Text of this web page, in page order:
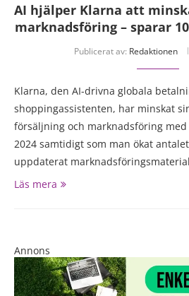
AI hjälper Klarna att
marknadsföring – sparar
Publicerat av: Redaktionen
Klarna, den AI-drivna globala
shoppingassistenten, har minskat
försäljning och marknadsföring
2024 samtidigt som man ökat
uppdaterat
Läs mera
Annons